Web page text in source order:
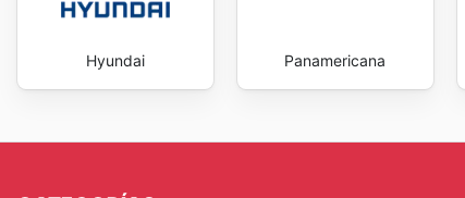
Hyundai Panamericana